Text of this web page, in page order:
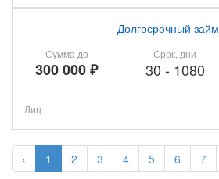
‹ 1 2 3 4 5 6 7
Сумма до
300 000 ₽
Долгосрочный займ
Срок, дни
30 - 1080
Лиц.